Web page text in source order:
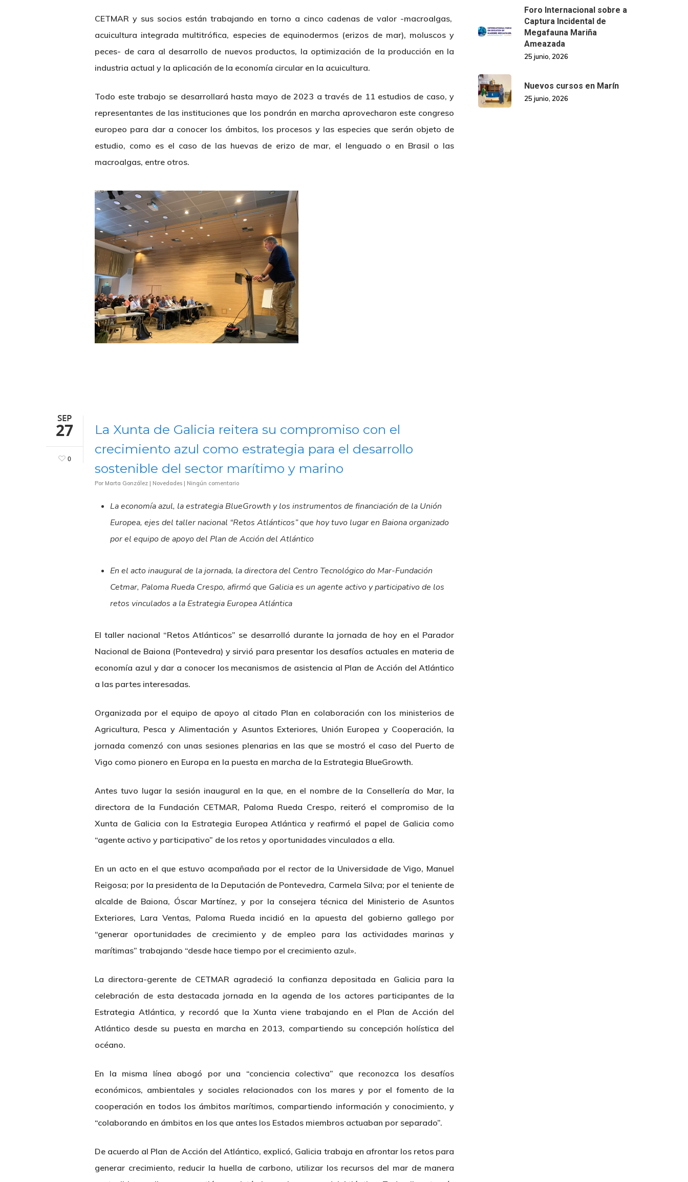
CETMAR y sus socios están trabajando en torno a cinco cadenas de valor -macroalgas,
acuicultura integrada multitrófica, especies de equinodermos (erizos de mar), moluscos y
peces- de cara al desarrollo de nuevos productos, la optimización de la producción en la
industria actual y la aplicación de la economía circular en la acuicultura.
Todo este trabajo se desarrollará hasta mayo de 2023 a través de 11 estudios de caso, y
representantes de las instituciones que los pondrán en marcha aprovecharon este congreso
europeo para dar a conocer los ámbitos, los procesos y las especies que serán objeto de
estudio, como es el caso de las huevas de erizo de mar, el lenguado o en Brasil o las
macroalgas, entre otros.
SEP
27
0
La Xunta de Galicia reitera su compromiso con el
crecimiento azul como estrategia para el desarrollo
sostenible del sector marítimo y marino
Por Marta González | Novedades | Ningún comentario
La economía azul, la estrategia BlueGrowth y los instrumentos de financiación de la Unión
Europea, ejes del taller nacional “Retos Atlánticos” que hoy tuvo lugar en Baiona organizado
por el equipo de apoyo del Plan de Acción del Atlántico
En el acto inaugural de la jornada, la directora del Centro Tecnológico do Mar-Fundación
Cetmar, Paloma Rueda Crespo, afirmó que Galicia es un agente activo y participativo de los
retos vinculados a la Estrategia Europea Atlántica
El taller nacional “Retos Atlánticos” se desarrolló durante la jornada de hoy en el Parador
Nacional de Baiona (Pontevedra) y sirvió para presentar los desafíos actuales en materia de
economía azul y dar a conocer los mecanismos de asistencia al Plan de Acción del Atlántico
a las partes interesadas.
Organizada por el equipo de apoyo al citado Plan en colaboración con los ministerios de
Agricultura, Pesca y Alimentación y Asuntos Exteriores, Unión Europea y Cooperación, la
jornada comenzó con unas sesiones plenarias en las que se mostró el caso del Puerto de
Vigo como pionero en Europa en la puesta en marcha de la Estrategia BlueGrowth.
Antes tuvo lugar la sesión inaugural en la que, en el nombre de la Consellería do Mar, la
directora de la Fundación CETMAR, Paloma Rueda Crespo, reiteró el compromiso de la
Xunta de Galicia con la Estrategia Europea Atlántica y reafirmó el papel de Galicia como
“agente activo y participativo” de los retos y oportunidades vinculados a ella.
En un acto en el que estuvo acompañada por el rector de la Universidade de Vigo, Manuel
Reigosa; por la presidenta de la Deputación de Pontevedra, Carmela Silva; por el teniente de
alcalde de Baiona, Óscar Martínez, y por la consejera técnica del Ministerio de Asuntos
Exteriores, Lara Ventas, Paloma Rueda incidió en la apuesta del gobierno gallego por
“generar oportunidades de crecimiento y de empleo para las actividades marinas y
marítimas” trabajando “desde hace tiempo por el crecimiento azul».
La directora-gerente de CETMAR agradeció la confianza depositada en Galicia para la
celebración de esta destacada jornada en la agenda de los actores participantes de la
Estrategia Atlántica, y recordó que la Xunta viene trabajando en el Plan de Acción del
Atlántico desde su puesta en marcha en 2013, compartiendo su concepción holística del
océano.
En la misma línea abogó por una “conciencia colectiva” que reconozca los desafíos
económicos, ambientales y sociales relacionados con los mares y por el fomento de la
cooperación en todos los ámbitos marítimos, compartiendo información y conocimiento, y
“colaborando en ámbitos en los que antes los Estados miembros actuaban por separado”.
De acuerdo al Plan de Acción del Atlántico, explicó, Galicia trabaja en afrontar los retos para
generar crecimiento, reducir la huella de carbono, utilizar los recursos del mar de manera
Foro Internacional sobre a
Captura Incidental de
Megafauna Mariña
Ameazada
25 junio, 2026
Nuevos cursos en Marín
25 junio, 2026